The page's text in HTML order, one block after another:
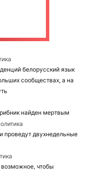
белорусский язык
сообществах, а на
найден мертвым
проведут двухнедельные
возможное, чтобы